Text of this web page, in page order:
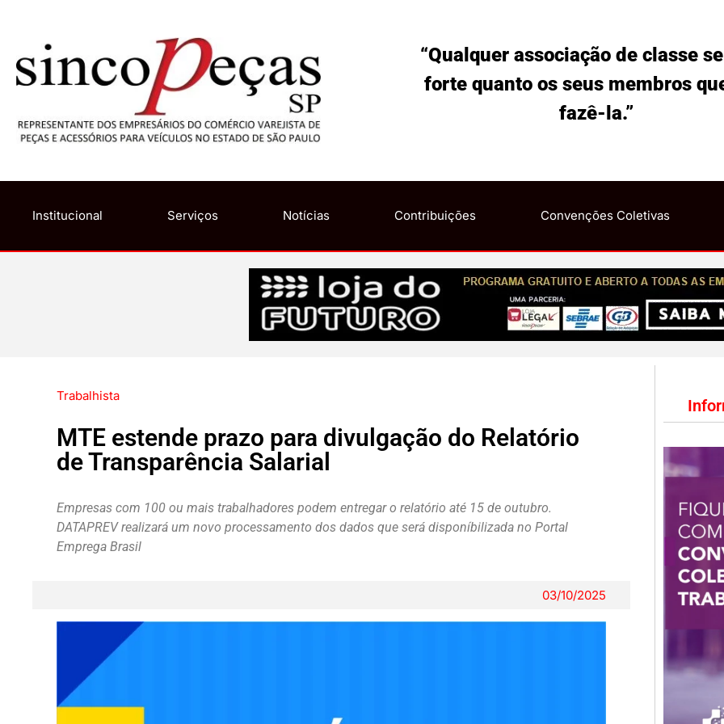
“Qualquer associação de classe
forte quanto os seus membros
fazê-la.”
Institucional Serviços Notícias Contribuições Convenções Coletivas
Trabalhista
MTE estende prazo para divulgação do Relatório
de Transparência Salarial
Empresas com 100 ou mais trabalhadores podem entregar o relatório até 15 de outubro.
DATAPREV realizará um novo processamento dos dados que será disponíbilizada no Portal
Emprega Brasil
03/10/2025